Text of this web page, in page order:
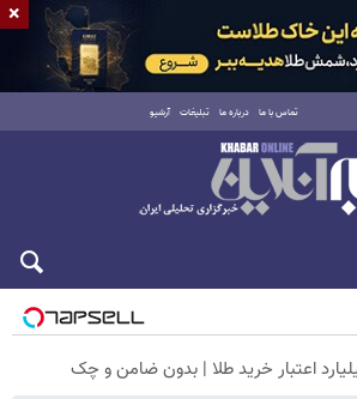
تماس با ما درباره ما تبلیغات آرشیو
شنبه ۱۷ مرداد ۱۴۰۵
×